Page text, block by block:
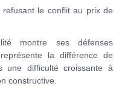
le conflit au prix de
montre ses défenses
la différence de
une difficulté croissante à
constructive.